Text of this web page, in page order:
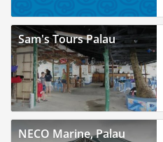
Sam's Tours Palau
NECO Marine, Palau